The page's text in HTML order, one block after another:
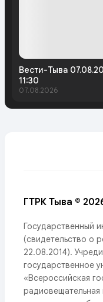
Вести-Тыва
11:30
07.08.2026
ГТРК Тыва ©
Государственный
(свидетельство о
22.08.2014).
государственное
«Всероссийская